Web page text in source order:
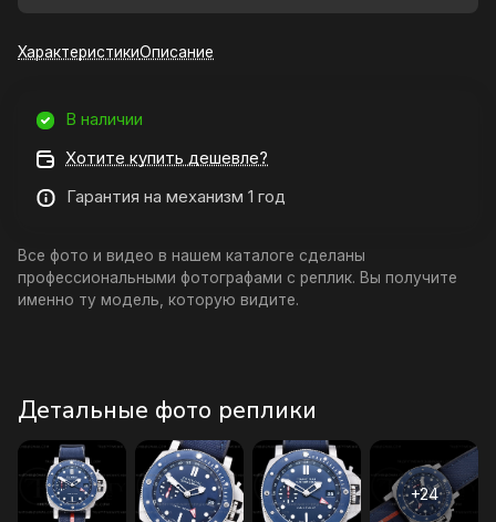
ХарактеристикиОписание
В наличии
Хотите купить дешевле?
Гарантия на механизм 1 год
Все фото и видео в нашем каталоге сделаны
профессиональными фотографами с реплик. Вы получите
именно ту модель, которую видите.
Детальные фото реплики